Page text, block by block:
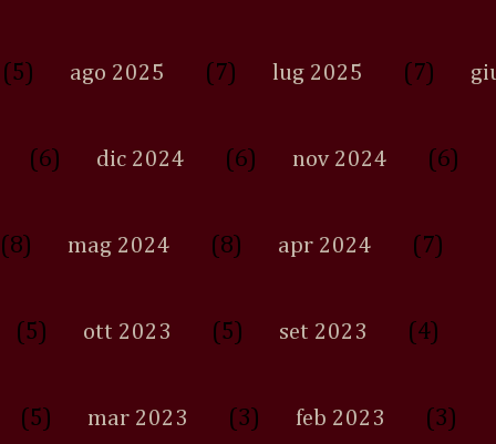
(5) ago 2025 (7) lug 2025 (7)
(6) dic 2024 (6) nov 2024 (6)
(8) mag 2024 (8) apr 2024 (7)
(5) ott 2023 (5) set 2023 (4)
(5) mar 2023 (3) feb 2023 (3)